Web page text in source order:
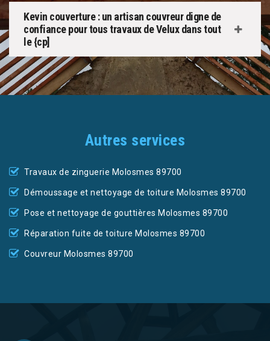
Kevin couverture : un artisan couvreur digne de
confiance pour tous travaux de Velux dans tout
le {cp]
Autres services
Travaux de zinguerie Molosmes 89700
Démoussage et nettoyage de toiture Molosmes 89700
Pose et nettoyage de gouttières Molosmes 89700
Réparation fuite de toiture Molosmes 89700
Couvreur Molosmes 89700